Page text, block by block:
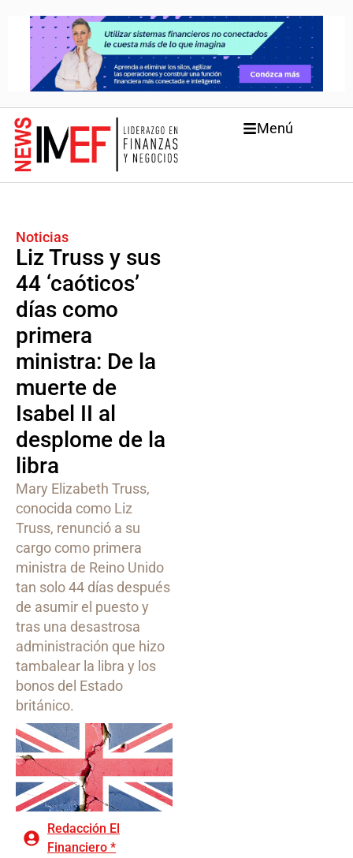
Menú
Noticias
Liz Truss y sus
44 ‘caóticos’
días como
primera
ministra: De la
muerte de
Isabel II al
desplome de la
libra
Mary Elizabeth Truss,
conocida como Liz
Truss, renunció a su
cargo como primera
ministra de Reino Unido
tan solo 44 días después
de asumir el puesto y
tras una desastrosa
administración que hizo
tambalear la libra y los
bonos del Estado
británico.
Redacción El
Financiero *